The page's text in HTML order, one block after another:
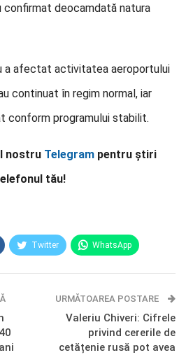
confirmat deocamdată natura
a afectat activitatea aeroportului
continuat în regim normal, iar
conform programului stabilit.
nostru Telegram pentru știri
tău!
Twitter WhatsApp
URMĂTOAREA POSTARE
Valeriu Chiveri: Cifrele
privind cererile de
cetățenie rusă pot avea